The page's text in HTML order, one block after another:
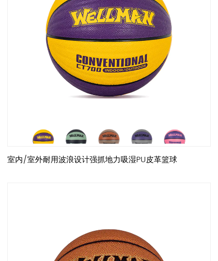
室内/室外耐用波浪设计强抓地力吸湿PU皮革篮球